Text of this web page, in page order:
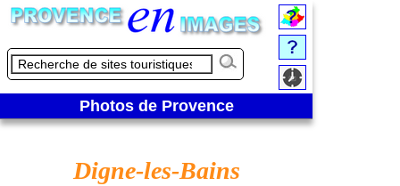
Photos de Provence
Digne-les-Bains